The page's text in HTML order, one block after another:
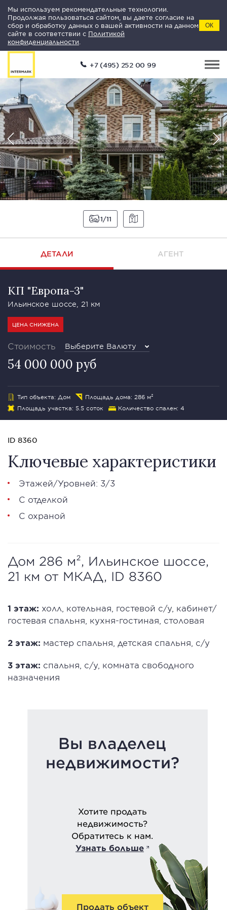
Мы используем рекомендательные технологии.
Продолжая пользоваться сайтом, вы даете согласие на
сбор и обработку данных о вашей активности на данном
сайте в соответствии с Политикой
конфиденциальности
ОК
+7 (495) 252 00 99
1 11
ДЕТАЛИ АГЕНТ
КП "Европа-3"
Ильинское шоссе, 21 км
ЦЕНА СНИЖЕНА
Стоимость Выберите Валюту
54 000 000 руб
Тип объекта: Дом
Площадь дома: 286 м²
Площадь участка: 5.5 соток
Количество спален: 4
ID 8360
Ключевые характеристики
Этажей/Уровней: 3/3
С отделкой
С охраной
Дом 286 м², Ильинское шоссе,
21 км от МКАД, ID 8360
1 этаж: холл, котельная, гостевой с/у, кабинет/
гостевая спальня, кухня-гостиная, столовая
2 этаж: мастер спальня, детская спальня, с/у
3 этаж: спальня, с/у, комната свободного
назначения
Вы владелец
недвижимости?
Хотите продать
недвижимость?
Обратитесь к нам.
Узнать больше
Продать объект